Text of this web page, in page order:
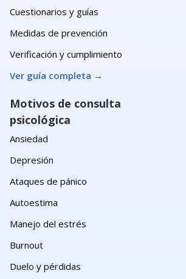
Cuestionarios y guías
Medidas de prevención
Verificación y cumplimiento
Ver guía completa →
Motivos de consulta
psicológica
Ansiedad
Depresión
Ataques de pánico
Autoestima
Manejo del estrés
Burnout
Duelo y pérdidas